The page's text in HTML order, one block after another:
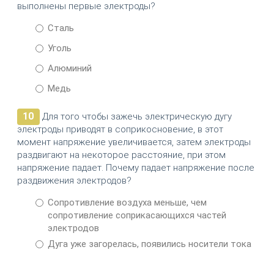
выполнены первые электроды?
Сталь
Уголь
Алюминий
Медь
10
Для того чтобы зажечь электрическую дугу
электроды приводят в соприкосновение, в этот
момент напряжение увеличивается, затем электроды
раздвигают на некоторое расстояние, при этом
напряжение падает. Почему падает напряжение после
раздвижения электродов?
Сопротивление воздуха меньше, чем
сопротивление соприкасающихся частей
электродов
Дуга уже загорелась, появились носители тока